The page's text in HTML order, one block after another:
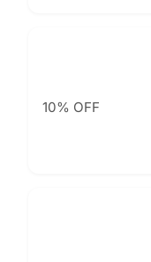
10% OFF